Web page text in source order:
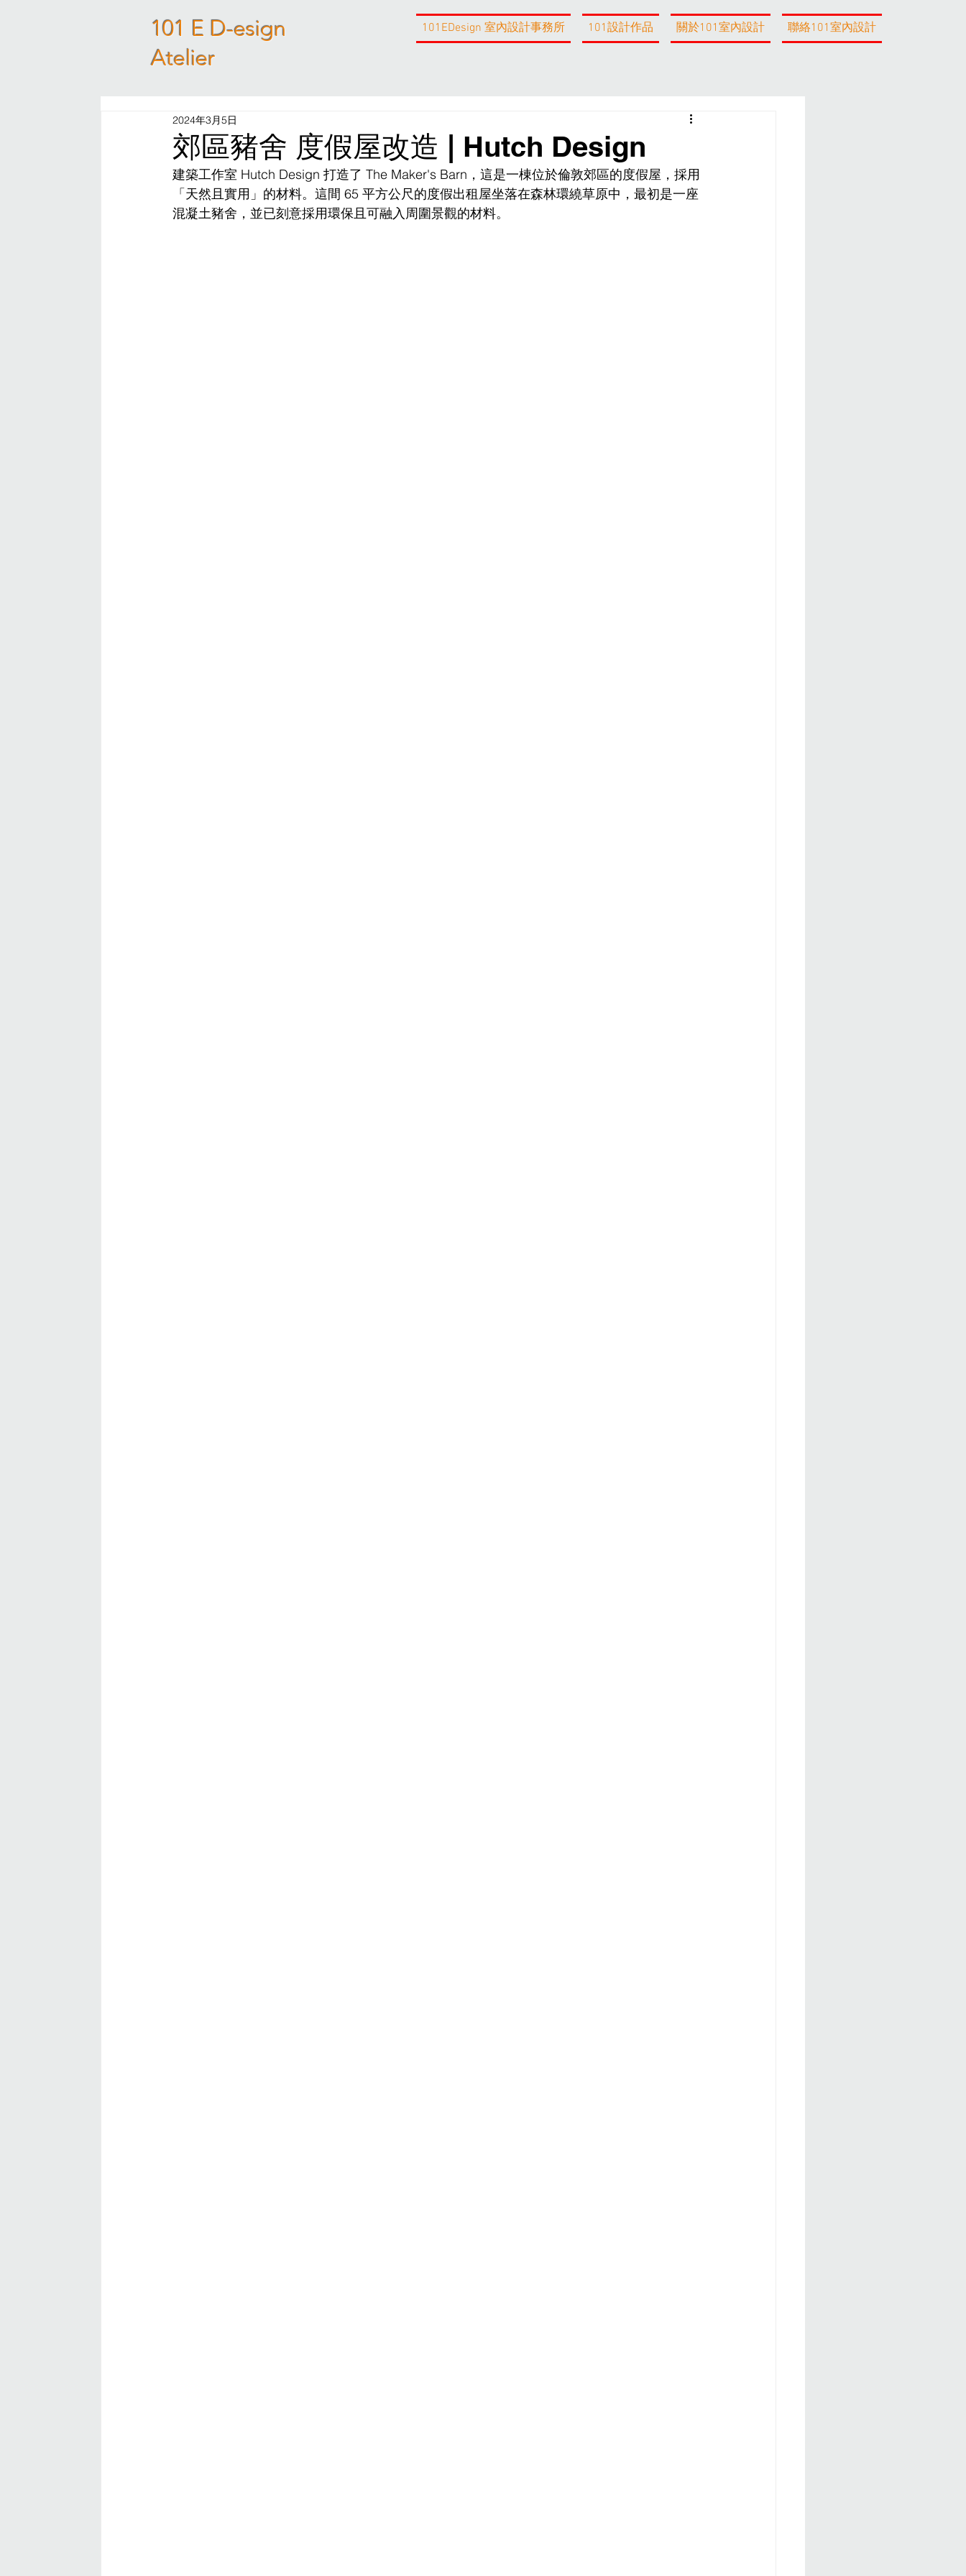
101 E D-esign
Atelier
101EDesign 室內設計事務所 101設計作品 關於101室內設計 聯絡101室內設計
郊區豬舍 度假屋改造 | Hutch Design
2024年3月5日
建築工作室 Hutch Design 打造了 The Maker's Barn，這是一棟位於倫敦郊區的度假屋，採用
「天然且實用」的材料。這間 65 平方公尺的度假出租屋坐落在森林環繞草原中，最初是一座
混凝土豬舍，並已刻意採用環保且可融入周圍景觀的材料。